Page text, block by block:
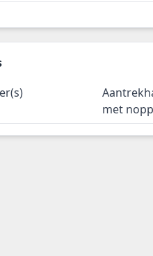
met